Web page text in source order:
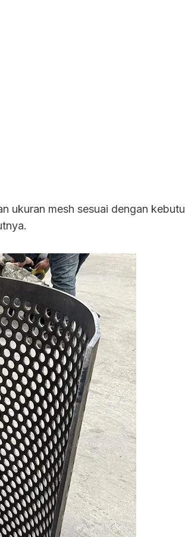
ukuran mesh sesuai dengan